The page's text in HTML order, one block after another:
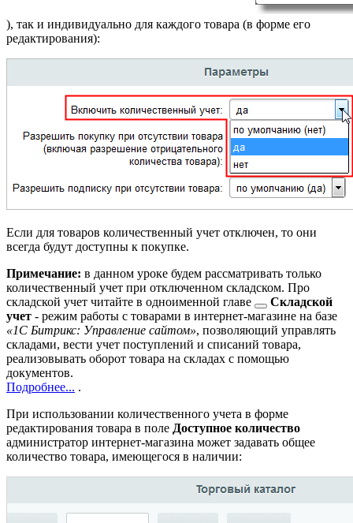
), так и индивидуально для каждого товара (в форме его
редактирования):
Если для товаров количественный учет отключен, то они
всегда будут доступны к покупке.
Примечание: в данном уроке будем рассматривать только
количественный учет при отключенном складском. Про
складской учет читайте в одноименной главе
Складской
учет - режим работы с товарами в интернет-магазине на базе
«1С Битрикс: Управление сайтом», позволяющий управлять
складами, вести учет поступлений и списаний товара,
реализовывать оборот товара на складах с помощью
документов.
Подробнее... .
При использовании количественного учета в форме
редактирования товара в поле Доступное количество
администратор интернет-магазина может задавать общее
количество товара, имеющегося в наличии: